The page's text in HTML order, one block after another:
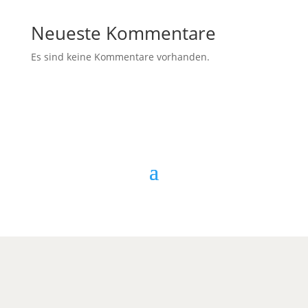
Neueste Kommentare
Es sind keine Kommentare vorhanden.